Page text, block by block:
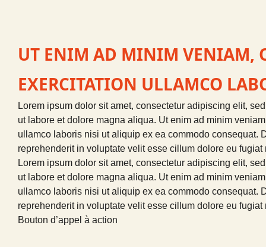
UT ENIM AD MINIM VENIAM,
EXERCITATION ULLAMCO
Lorem ipsum dolor sit amet, consectetur adipiscing elit,
ut labore et dolore magna aliqua. Ut enim ad minim
ullamco laboris nisi ut aliquip ex ea commodo consequat.
reprehenderit in voluptate velit esse cillum dolore eu fugiat
Lorem ipsum dolor sit amet, consectetur adipiscing elit,
ut labore et dolore magna aliqua. Ut enim ad minim
ullamco laboris nisi ut aliquip ex ea commodo consequat.
reprehenderit in voluptate velit esse cillum dolore eu fugiat
Bouton d’appel à action